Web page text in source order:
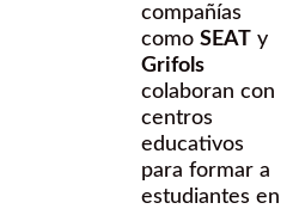
compañías
como SEAT y
Grifols
colaboran con
centros
educativos
para formar a
estudiantes en